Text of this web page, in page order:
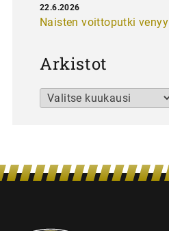
Naisten voittoputki venyy
22.6.2026
Arkistot
Arkistot